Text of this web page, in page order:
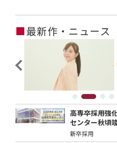
■最新作・ニュース
高専卒採用強
センター秋頃
新卒採用